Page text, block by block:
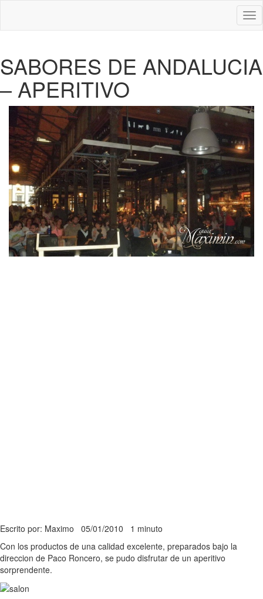
SABORES DE ANDALUCIA
– APERITIVO
Escrito por: Maximo 05/01/2010 1 minuto
Con los productos de una calidad excelente, preparados bajo la
direccion de Paco Roncero, se pudo disfrutar de un aperitivo
sorprendente.